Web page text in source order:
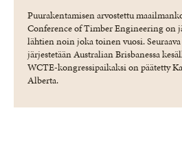
Puurakentamisen arvostettu
Conference of Timber Engineering on
lähtien noin joka toinen vuosi.
järjestetään Australian Brisbanessa
WCTE-kongressipaikaksi on päätetty
Alberta.